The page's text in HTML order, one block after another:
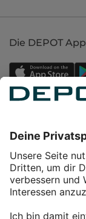
Die DEPOT App
Service
Über DEPOT